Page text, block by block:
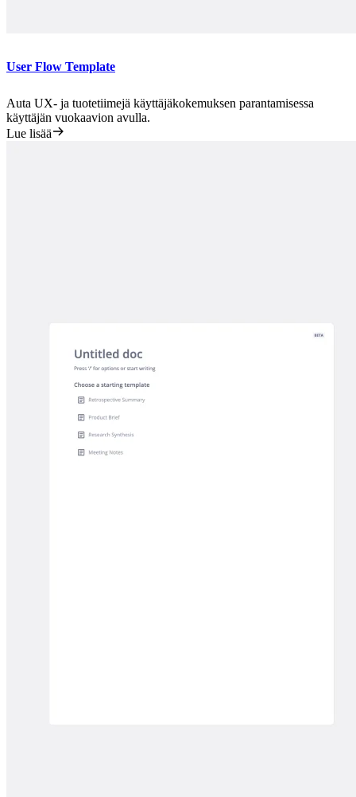
User Flow Template
Auta UX- ja tuotetiimejä käyttäjäkokemuksen parantamisessa
käyttäjän vuokaavion avulla.
Lue lisää